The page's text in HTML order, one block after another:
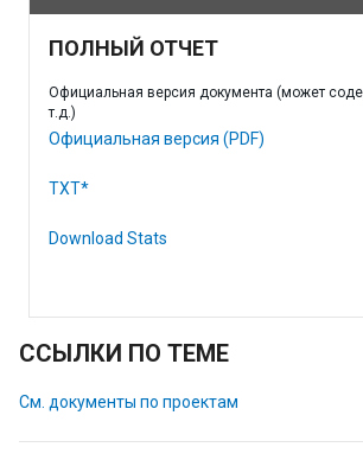
ПОЛНЫЙ ОТЧЕТ
Официальная версия документа (может
т.д.)
Официальная версия (PDF)
TXT*
Download Stats
ССЫЛКИ ПО ТЕМЕ
См. документы по проектам